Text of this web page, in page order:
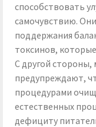
способствовать
самочувствию.
поддержания
токсинов,
С другой стороны,
предупреждают,
процедурами
естественных
дефициту